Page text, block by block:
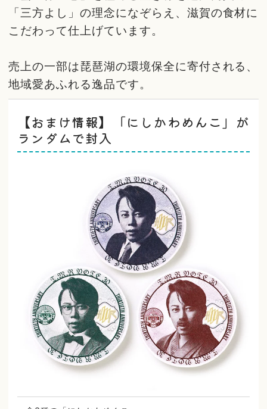
「三方よし」の理念になぞらえ、滋賀の食材に
こだわって仕上げています。
売上の一部は琵琶湖の環境保全に寄付される、
地域愛あふれる逸品です。
【おまけ情報】「にしかわめんこ」が
ランダムで封入